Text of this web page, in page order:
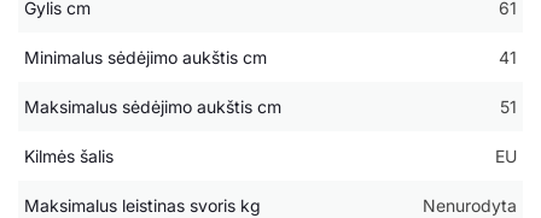
Gylis cm 61
Minimalus sėdėjimo aukštis cm 41
Maksimalus sėdėjimo aukštis cm 51
Kilmės šalis EU
Maksimalus leistinas svoris kg Nenurodyta